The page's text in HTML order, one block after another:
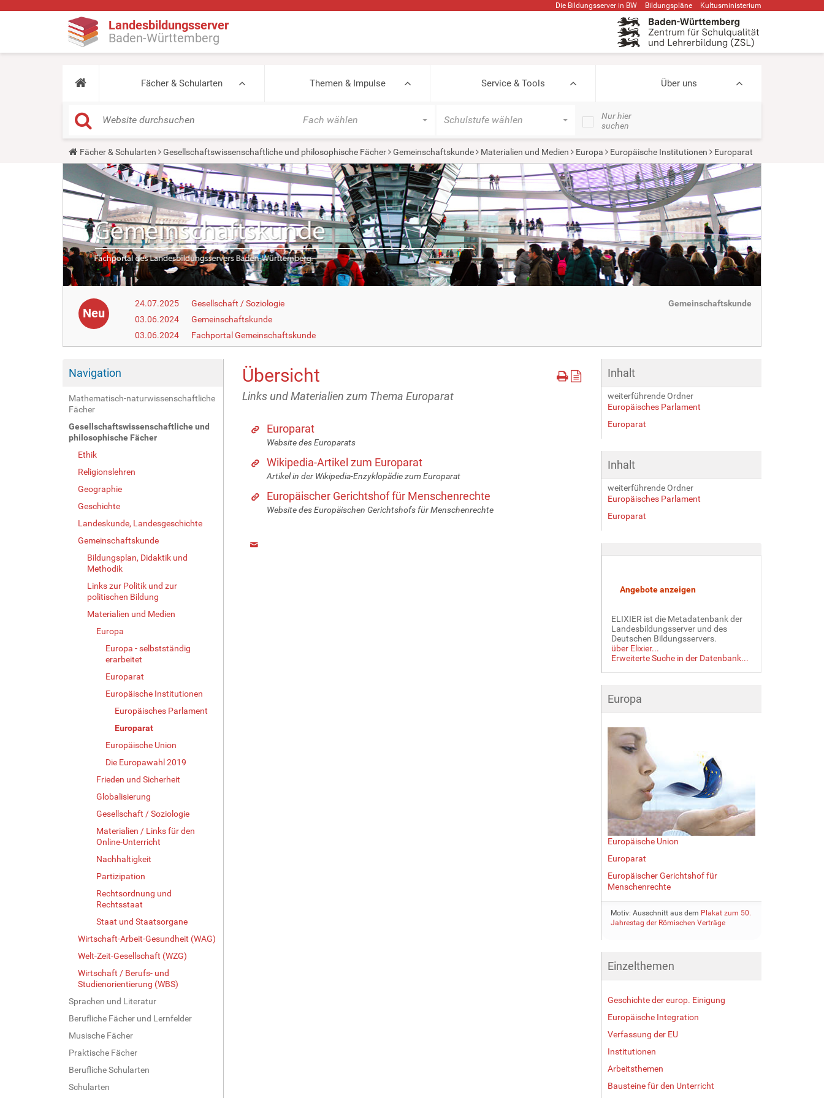
Die Bildungsserver in BW Bildungspläne Kultusministerium
Landesbildungsserver
Baden-Württemberg
Fächer & Schularten Themen & Impulse Service & Tools Über uns
Fach wählen Schulstufe wählen
Nur hier
suchen
Y
o
a
r
e
e
:
Fächer & Schularten Gesellschaftswissenschaftliche und philosophische Fächer Gemeinschaftskunde Materialien und Medien Europa Europäische Institutionen Europarat
Neu
24.07.2025
Gesellschaft / Soziologie
03.06.2024
Gemeinschaftskunde
03.06.2024
Fachportal Gemeinschaftskunde
Gemeinschaftskunde
Navigation
Mathematisch-naturwissenschaftliche
Fächer
Gesellschaftswissenschaftliche und
philosophische Fächer
Ethik
Religionslehren
Geographie
Geschichte
Landeskunde, Landesgeschichte
Gemeinschaftskunde
Bildungsplan, Didaktik und
Methodik
Links zur Politik und zur
politischen Bildung
Materialien und Medien
Europa
Europa - selbstständig
erarbeitet
Europarat
Europäische Institutionen
Europäisches Parlament
Europarat
Europäische Union
Die Europawahl 2019
Frieden und Sicherheit
Globalisierung
Gesellschaft / Soziologie
Materialien / Links für den
Online-Unterricht
Nachhaltigkeit
Partizipation
Rechtsordnung und
Rechtsstaat
Staat und Staatsorgane
Wirtschaft-Arbeit-Gesundheit (WAG)
Welt-Zeit-Gesellschaft (WZG)
Wirtschaft / Berufs- und
Studienorientierung (WBS)
Sprachen und Literatur
Berufliche Fächer und Lernfelder
Musische Fächer
Praktische Fächer
Berufliche Schularten
Schularten
Übersicht
Links und Materialien zum Thema Europarat
Europarat
Website des Europarats
Wikipedia-Artikel zum Europarat
Artikel in der Wikipedia-Enzyklopädie zum Europarat
Europäischer Gerichtshof für Menschenrechte
Website des Europäischen Gerichtshofs für Menschenrechte
Inhalt
weiterführende Ordner
Europäisches Parlament
Europarat
Inhalt
weiterführende Ordner
Europäisches Parlament
Europarat
ELIXIER ist die Metadatenbank der
Landesbildungsserver und des
Deutschen Bildungsservers.
über Elixier...
Erweiterte Suche in der Datenbank...
Europa
Europäische Union
Europarat
Europäischer Gerichtshof für
Menschenrechte
Motiv: Ausschnitt aus dem Plakat zum 50.
Jahrestag der Römischen Verträge
Einzelthemen
Geschichte der europ. Einigung
Europäische Integration
Verfassung der EU
Institutionen
Arbeitsthemen
Bausteine für den Unterricht